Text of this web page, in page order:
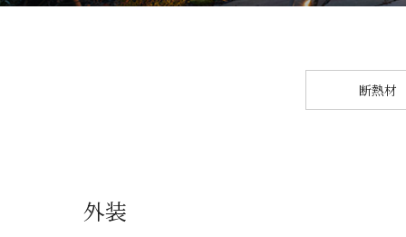
断熱材
外装